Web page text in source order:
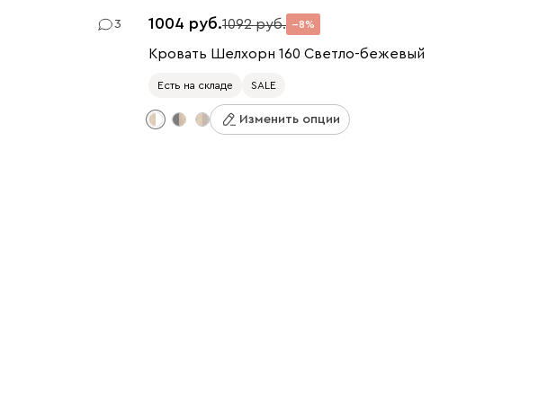
3 1004 1092 8
Кровать Шелхорн 160 Светло-бежевый
Есть на складе SALE
Изменить опции